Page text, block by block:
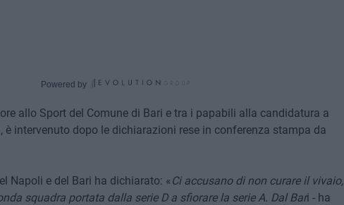
Powered by
allo Sport del Comune di Bari e tra i papabili alla candidatura a
è intervenuto dopo le dichiarazioni rese in conferenza stampa da
Napoli e del Bari ha dichiarato: «Ci accusano di non curare il vivaio,
squadra portata dalla serie D a sfiorare la serie A. Dal Bari - ha